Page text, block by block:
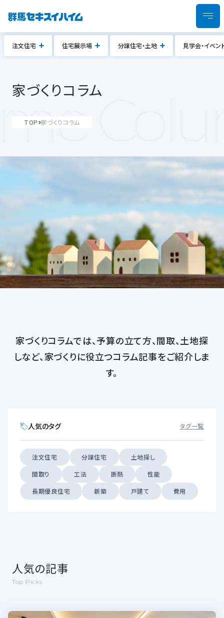
注文住宅 住宅展示場 分譲住宅・土地 見学会・イベン
家づくりコラム
TOP 家づくりコラム
家づくりコラムでは、予算の立て方、間取、土地探
しなど、家づくりに役立つコラム記事をご紹介しま
す。
人気のタグ タグ一覧
注文住宅 分譲住宅
土地探し
間取り
工法 断熱
性能
長期優良住宅
新築 戸建て 費用
人気の記事
Top Picks